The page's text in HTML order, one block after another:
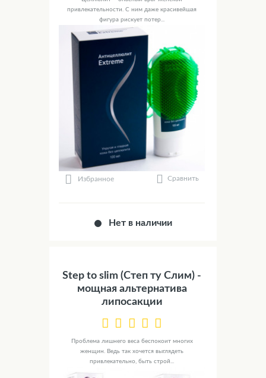
привлекательности. С ним даже красивейшая
фигура рискует потер...
Избранное Сравнить
Нет в наличии
Step to slim (Степ ту Слим) -
мощная альтернатива
липосакции
Проблема лишнего веса беспокоит многих
женщин. Ведь так хочется выглядеть
привлекательно, быть строй...